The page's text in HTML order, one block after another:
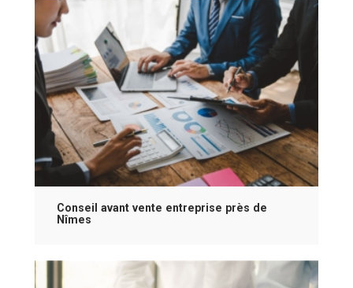
Conseil avant vente entreprise près de
Nîmes